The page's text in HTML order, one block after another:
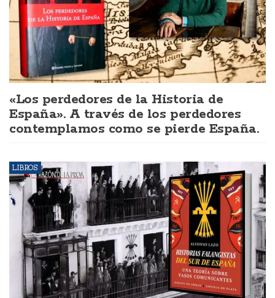
«Los perdedores de la Historia de
España». A través de los perdedores
contemplamos como se pierde España.
LIBROS